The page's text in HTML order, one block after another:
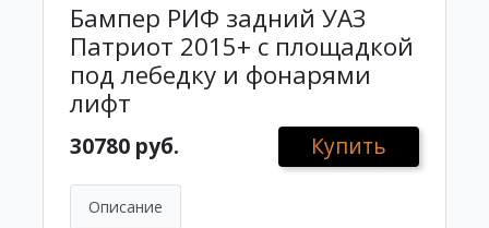
Бампер РИФ задний УАЗ
Патриот 2015+ с площадкой
под лебедку и фонарями
лифт
30780 руб. Купить
Описание